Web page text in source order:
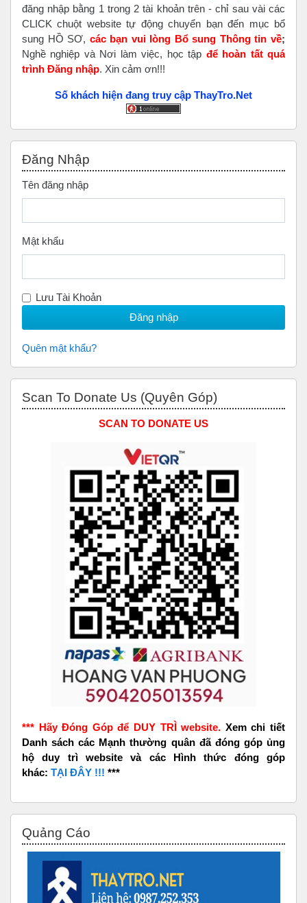
đăng nhập bằng 1 trong 2 tài khoản trên - chỉ sau vài các
CLICK chuột website tự động chuyển bạn đến mục bổ
sung HỒ SƠ, các bạn vui lòng Bổ sung Thông tin về;
Nghề nghiệp và Nơi làm việc, học tập để hoàn tấtquá
trình Đăng nhập. Xin cảm ơn!!!
Số khách hiện đang truy cập ThayTro.Net
Đăng Nhập
Tên đăng nhập
Mật khẩu
Lưu Tài Khoản
Quên mật khẩu?
Scan To Donate Us (Quyên Góp)
SCAN TO DONATE US
*** Hãy Đóng Góp để DUY TRÌ website. Xem chi tiết
Danh sách các Mạnh thường quân đã đóng góp ủng
hộ duy trì website và các Hình thức đóng góp
khác: TẠI ĐÂY !!! ***
Quảng Cáo